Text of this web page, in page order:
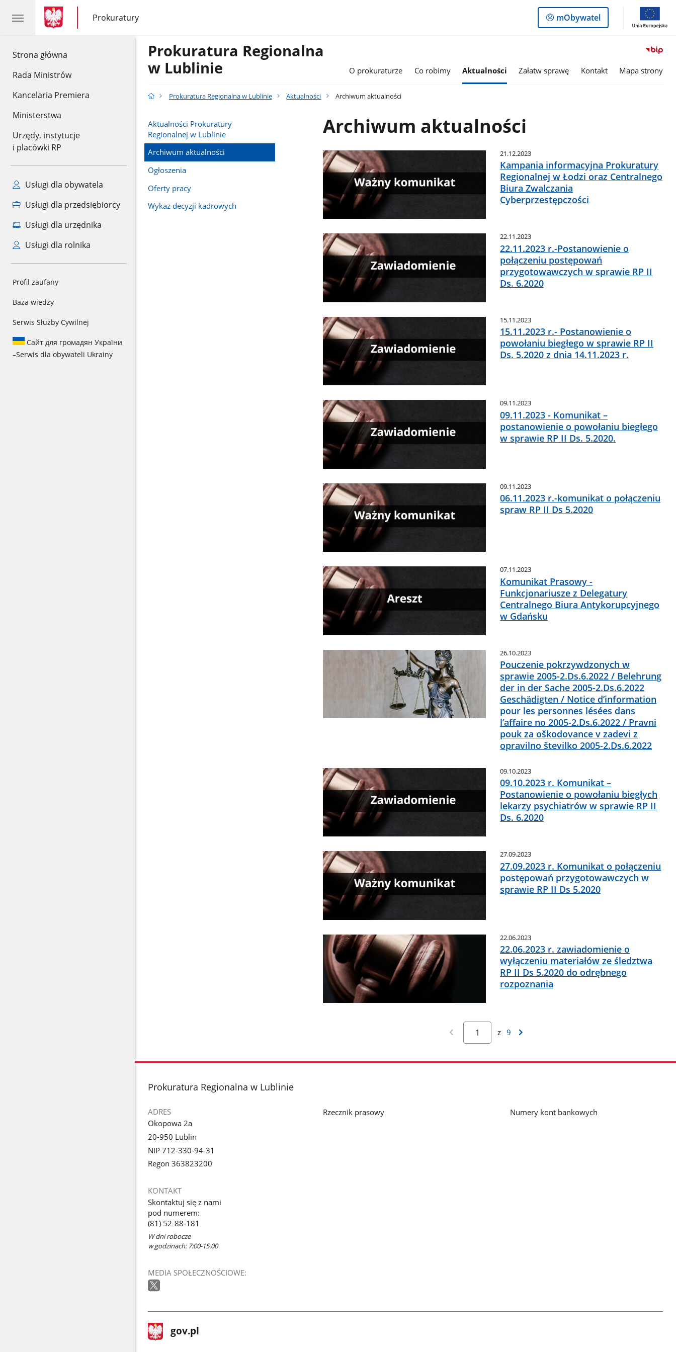
Strona główna
Rada Ministrów
Kancelaria Premiera
Ministerstwa
Urzędy, instytucje
i placówki RP
Usługi dla obywatela
Usługi dla przedsiębiorcy
Usługi dla urzędnika
Usługi dla rolnika
Profil zaufany
Baza wiedzy
Serwis Służby Cywilnej
Сайт для громадян України
–Serwis dla obywateli Ukrainy
gov.pl
gov.pl
Prokuratury
gov.pl
Prokuratury
Logowanie
do
mObywatel
Prokuratura Regionalna
w Lublinie
O prokuraturze Co robimy Aktualności Załatw sprawę Kontakt Mapa strony
Prokuratura Regionalna w Lublinie Aktualności Archiwum aktualności
Aktualności Prokuratury
Regionalnej w Lublinie
Archiwum aktualności
Ogłoszenia
Oferty pracy
Wykaz decyzji kadrowych
Archiwum aktualności
21.12.2023
Kampania informacyjna Prokuratury
Regionalnej w Łodzi oraz Centralnego
Biura Zwalczania
Cyberprzestępczości
22.11.2023
22.11.2023 r.-Postanowienie o
połączeniu postępowań
przygotowawczych w sprawie RP II
Ds. 6.2020
15.11.2023
15.11.2023 r.- Postanowienie o
powołaniu biegłego w sprawie RP II
Ds. 5.2020 z dnia 14.11.2023 r.
09.11.2023
09.11.2023 - Komunikat –
postanowienie o powołaniu biegłego
w sprawie RP II Ds. 5.2020.
09.11.2023
06.11.2023 r.-komunikat o połączeniu
spraw RP II Ds 5.2020
07.11.2023
Komunikat Prasowy -
Funkcjonariusze z Delegatury
Centralnego Biura Antykorupcyjnego
w Gdańsku
26.10.2023
Pouczenie pokrzywdzonych w
sprawie 2005-2.Ds.6.2022 / Belehrung
der in der Sache 2005-2.Ds.6.2022
Geschädigten / Notice d’information
pour les personnes lésées dans
l’affaire no 2005-2.Ds.6.2022 / Pravni
pouk za oškodovance v zadevi z
opravilno številko 2005-2.Ds.6.2022
09.10.2023
09.10.2023 r. Komunikat –
Postanowienie o powołaniu biegłych
lekarzy psychiatrów w sprawie RP II
Ds. 6.2020
27.09.2023
27.09.2023 r. Komunikat o połączeniu
postępowań przygotowawczych w
sprawie RP II Ds 5.2020
22.06.2023
22.06.2023 r. zawiadomienie o
wyłączeniu materiałów ze śledztwa
RP II Ds 5.2020 do odrębnego
rozpoznania
z 9
stopka
Prokuratura Regionalna w Lublinie
ADRES
Okopowa 2a
20-950 Lublin
NIP 712-330-94-31
Regon 363823200
KONTAKT
Skontaktuj się z nami
pod numerem:
(81) 52-88-181
W dni robocze
w godzinach: 7:00-15:00
MEDIA SPOŁECZNOŚCIOWE:
Rzecznik prasowy Numery kont bankowych
stopka
gov.pl Strona
gov.pl